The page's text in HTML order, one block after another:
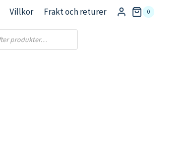
Villkor Frakt och returer 0